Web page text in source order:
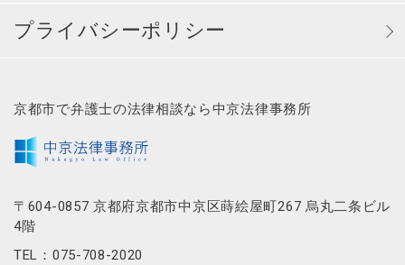
プライバシーポリシー
京都市で弁護士の法律相談なら中京法律事務所
〒604-0857 京都府京都市中京区蒔絵屋町267 烏丸二条ビル
4階
TEL：075-708-2020